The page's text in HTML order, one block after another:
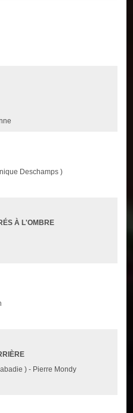
Deschamps )
À L'OMBRE
) - Pierre Mondy